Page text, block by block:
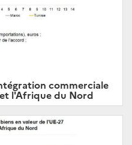
commerciale
l'Afrique du Nord